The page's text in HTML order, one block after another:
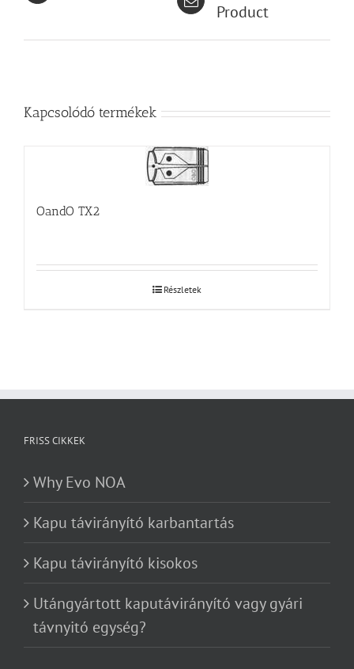
Product
Kapcsolódó termékek
OandO TX2
Részletek
FRISS CIKKEK
Why Evo NOA
Kapu távirányító karbantartás
Kapu távirányító kisokos
Utángyártott kaputávirányító vagy gyári
távnyitó egység?